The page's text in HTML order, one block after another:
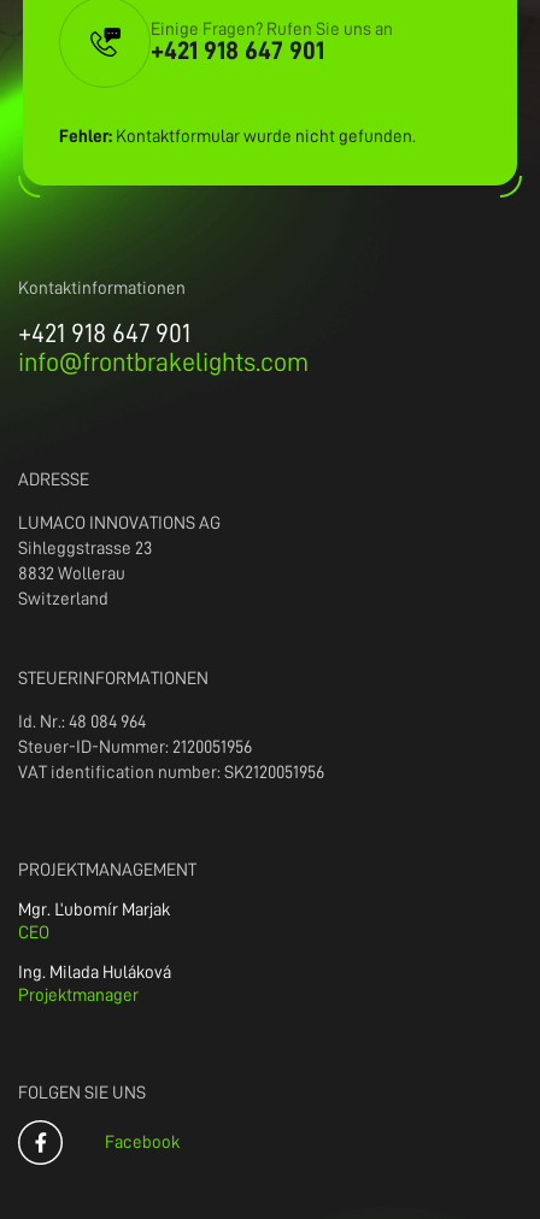
Einige Fragen? Rufen Sie uns an
+421 918 647 901
Fehler: Kontaktformular wurde nicht gefunden.
Kontaktinformationen
+421 918 647 901
info@frontbrakelights.com
ADRESSE
LUMACO INNOVATIONS AG
Sihleggstrasse 23
8832 Wollerau
Switzerland
STEUERINFORMATIONEN
Id. Nr.: 48 084 964
Steuer-ID-Nummer: 2120051956
VAT identification number: SK2120051956
PROJEKTMANAGEMENT
Mgr. Ľubomír Marjak
CEO
Ing. Milada Huláková
Projektmanager
FOLGEN SIE UNS
Facebook